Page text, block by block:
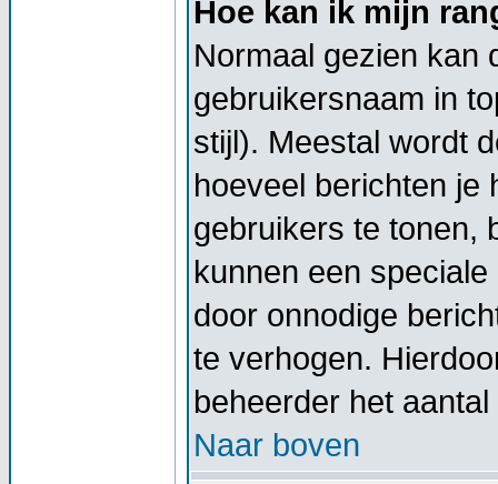
Hoe kan ik mijn
Normaal gezien kan
gebruikersnaam in
stijl). Meestal wordt
hoeveel berichten je
gebruikers te tonen,
kunnen een
door onnodige
te verhogen.
beheerder het
Naar boven